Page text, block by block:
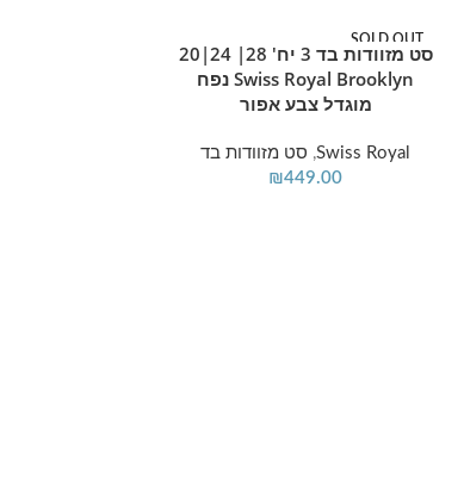
SOLD OUT
מידע נוסף
סט מזוודות בד 3 יח' 28| 24|20
Swiss Royal Brooklyn נפח
מוגדל צבע אפור
Swiss Royal
, סט מזוודות בד
₪449.00